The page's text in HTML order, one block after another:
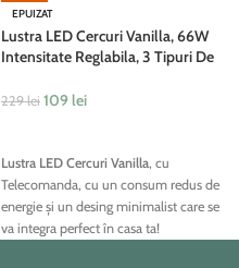
EPUIZAT
Lustra LED Cercuri Vanilla, 66W
Intensitate Reglabila, 3 Tipuri De
229lei 109 lei
Lustra LED Cercuri Vanilla, cu
Telecomanda, cu un consum redus de
energie și un desing minimalist care se
va integra perfect în casa ta!